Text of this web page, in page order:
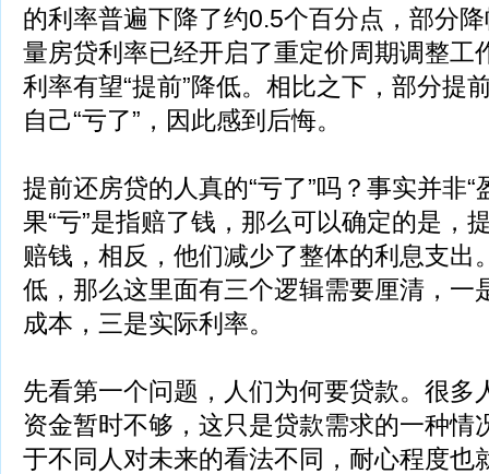
的利率普遍下降了约0.5个百分点，部分
量房贷利率已经开启了重定价周期调整工
利率有望“提前”降低。相比之下，部分提
自己“亏了”，因此感到后悔。
提前还房贷的人真的“亏了”吗？事实并非“
果“亏”是指赔了钱，那么可以确定的是，
赔钱，相反，他们减少了整体的利息支出
低，那么这里面有三个逻辑需要厘清，一
成本，三是实际利率。
先看第一个问题，人们为何要贷款。很多
资金暂时不够，这只是贷款需求的一种情
于不同人对未来的看法不同，耐心程度也